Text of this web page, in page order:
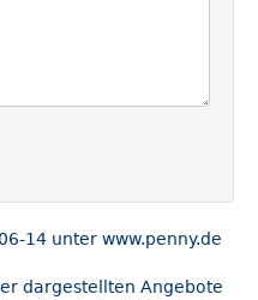
14 unter www.penny.de
dargestellten Angebote